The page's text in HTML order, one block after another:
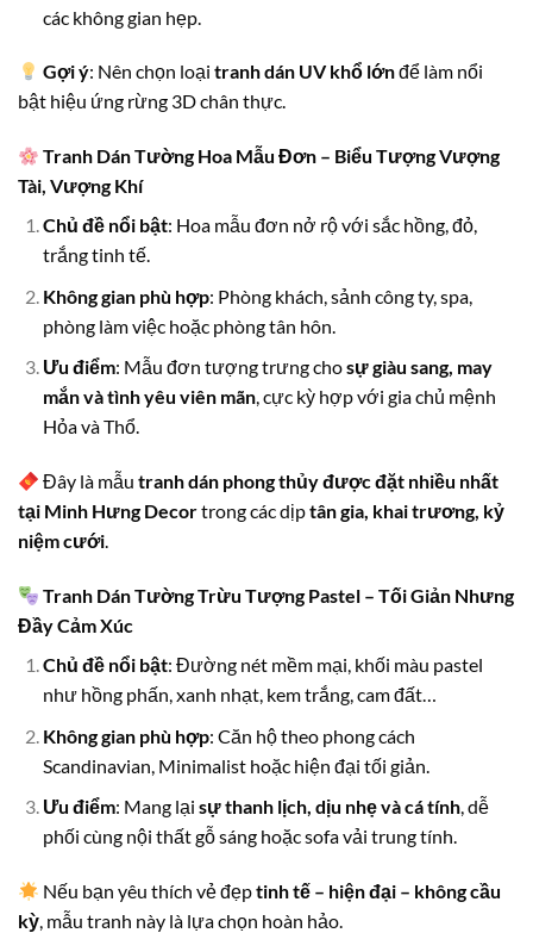
các không gian hẹp.
Gợi ý: Nên chọn loạitranh dán UV khổ lớnđể làm nổi
bật hiệu ứng rừng 3D chân thực.
Tranh Dán Tường Hoa Mẫu Đơn – Biểu Tượng Vượng
Tài, Vượng Khí
Chủ đề nổi bật: Hoa mẫu đơn nở rộ với sắc hồng, đỏ,
trắng tinh tế.
Không gian phù hợp: Phòng khách, sảnh công ty, spa,
phòng làm việc hoặc phòng tân hôn.
Ưu điểm: Mẫu đơn tượng trưng chosự giàu sang, may
mắn và tình yêu viên mãn, cực kỳ hợp với gia chủ mệnh
Hỏa và Thổ.
Đây là mẫutranh dán phong thủy được đặt nhiều nhất
tại Minh Hưng Decortrong các dịptân gia, khai trương, kỷ
niệm cưới.
Tranh Dán Tường Trừu Tượng Pastel – Tối Giản Nhưng
Đầy Cảm Xúc
Chủ đề nổi bật: Đường nét mềm mại, khối màu pastel
như hồng phấn, xanh nhạt, kem trắng, cam đất…
Không gian phù hợp: Căn hộ theo phong cách
Scandinavian, Minimalist hoặc hiện đại tối giản.
Ưu điểm: Mang lại sự thanh lịch, dịu nhẹ và cá tính, dễ
phối cùng nội thất gỗ sáng hoặc sofa vải trung tính.
Nếu bạn yêu thích vẻ đẹptinh tế – hiện đại – không cầu
kỳ, mẫu tranh này là lựa chọn hoàn hảo.